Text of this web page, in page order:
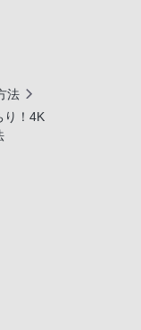
法
り！4K